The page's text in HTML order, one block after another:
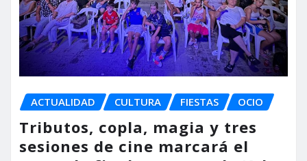
ACTUALIDAD CULTURA FIESTAS OCIO
Tributos, copla, magia y tres
sesiones de cine marcará el